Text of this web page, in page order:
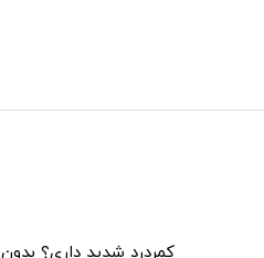
کمردرد شدید داری؟